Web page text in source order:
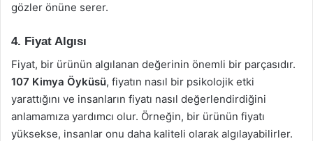
gözler önüne serer.
4. Fiyat Algısı
Fiyat, bir ürünün algılanan değerinin önemli bir parçasıdır.
107 Kimya Öyküsü, fiyatın nasıl bir psikolojik etki
yarattığını ve insanların fiyatı nasıl değerlendirdiğini
anlamamıza yardımcı olur. Örneğin, bir ürünün fiyatı
yüksekse, insanlar onu daha kaliteli olarak algılayabilirler.